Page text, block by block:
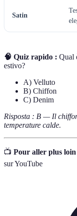
Satin
🧠 Quiz rapido : Qual
estivo?
A) Velluto
B) Chiffon
C) Denim
Risposta : B — Il
temperature calde.
📺 Pour aller plus loin
sur YouTube